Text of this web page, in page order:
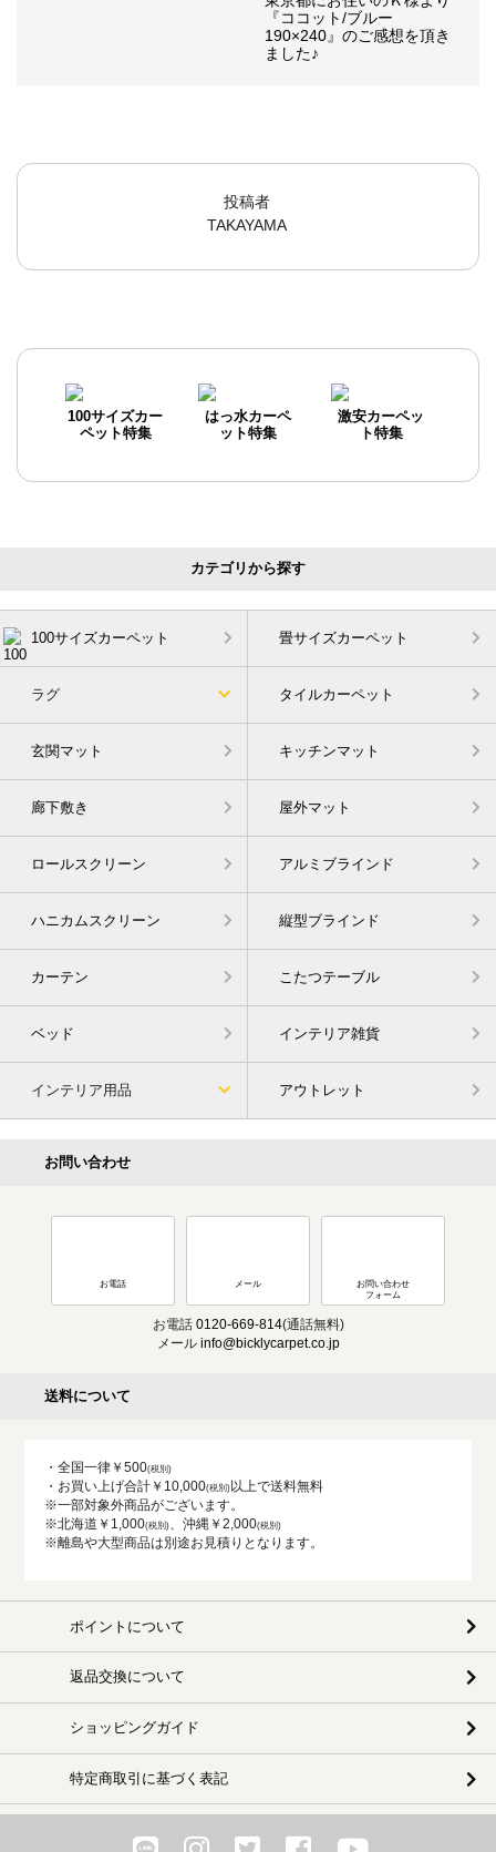
『ココット/ブルー
190×240』のご感想を頂き
ました♪
投稿者
TAKAYAMA
100サイズカー
ペット特集
はっ水カーペ
ット特集
激安カーペッ
ト特集
カテゴリから探す
100サイズカーペット 畳サイズカーペット
ラグ タイルカーペット
玄関マット キッチンマット
廊下敷き 屋外マット
ロールスクリーン アルミブラインド
ハニカムスクリーン 縦型ブラインド
カーテン こたつテーブル
ベッド インテリア雑貨
インテリア用品 アウトレット
お問い合わせ
お電話 メール
お問い合わせ
フォーム
お電話 0120-669-814(通話無料)
メール info@bicklycarpet.co.jp
送料について
・全国一律￥500
・お買い上げ合計￥10,000
以上で送料無料
※一部対象外商品がございます。
※北海道￥1,000
、沖縄￥2,000
※離島や大型商品は別途お見積りとなります。
ポイントについて
返品交換について
ショッピングガイド
特定商取引に基づく表記